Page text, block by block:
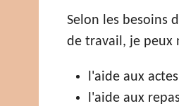
Selon les besoins
de travail, je
l'aide aux
l'aide aux